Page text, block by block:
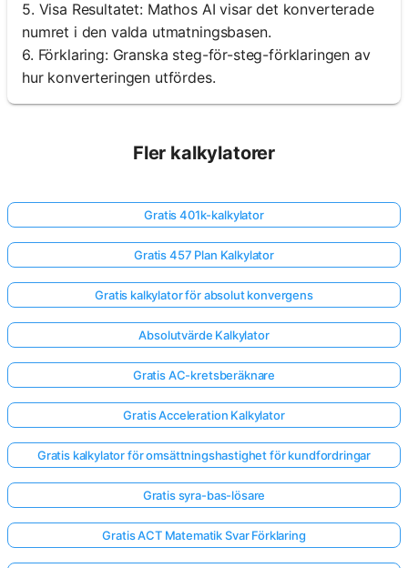
5. Visa Resultatet: Mathos AI visar det konverterade
numret i den valda utmatningsbasen.
6. Förklaring: Granska steg-för-steg-förklaringen av
hur konverteringen utfördes.
Fler kalkylatorer
Gratis 401k-kalkylator
Gratis 457 Plan Kalkylator
Gratis kalkylator för absolut konvergens
Absolutvärde Kalkylator
Gratis AC-kretsberäknare
Gratis Acceleration Kalkylator
Gratis kalkylator för omsättningshastighet för kundfordringar
Gratis syra-bas-lösare
Gratis ACT Matematik Svar Förklaring